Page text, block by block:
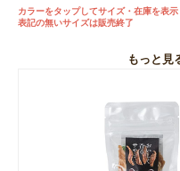
カラーをタップしてサイズ・在庫を表示
表記の無いサイズは販売終了
もっと見